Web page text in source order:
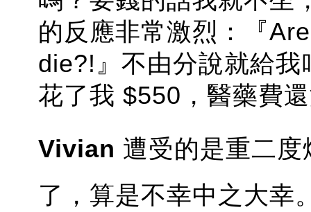
的反應非常激烈：『
die?!』不由分說就給
花了我 $550，醫藥費
Vivian 遭受的是重二
了，算是不幸中之大幸